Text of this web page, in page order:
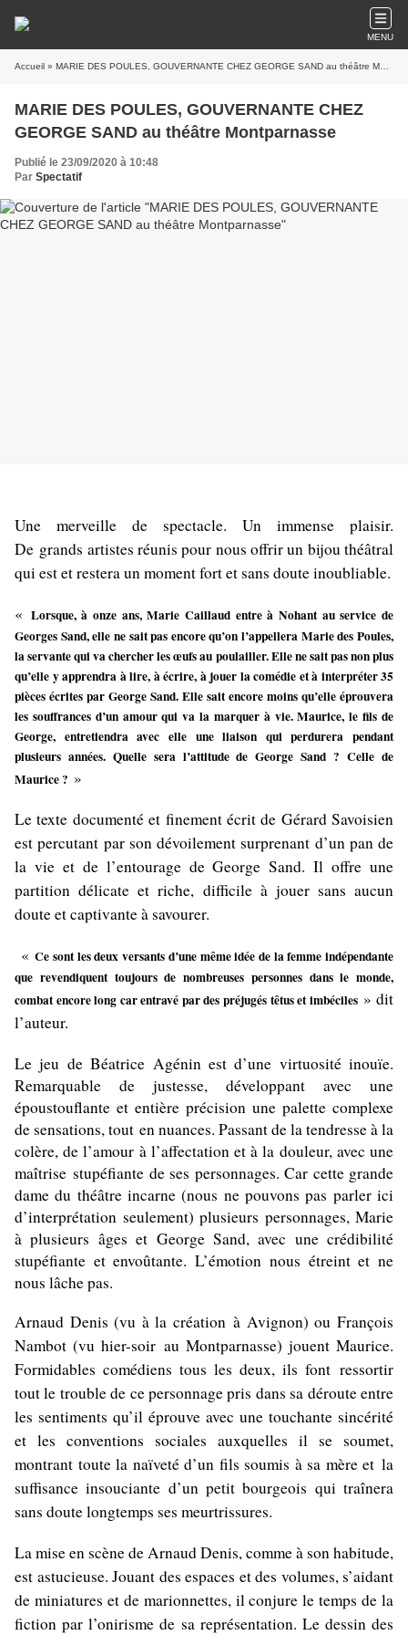
MENU
Accueil » MARIE DES POULES, GOUVERNANTE CHEZ GEORGE SAND au théâtre Montparnasse
MARIE DES POULES, GOUVERNANTE CHEZ
GEORGE SAND au théâtre Montparnasse
Publié le 23/09/2020 à 10:48
Par Spectatif
Une merveille de spectacle. Un immense plaisir.
De grands artistes réunis pour nous offrir un bijou théâtral
qui est et restera un moment fort et sans doute inoubliable.
« Lorsque, à onze ans, Marie Caillaud entre à Nohant au service de
Georges Sand, elle ne sait pas encore qu’on l’appellera Marie des Poules,
la servante qui va chercher les œufs au poulailler. Elle ne sait pas non plus
qu’elle y apprendra à lire, à écrire, à jouer la comédie et à interpréter 35
pièces écrites par George Sand. Elle sait encore moins qu’elle éprouvera
les souffrances d’un amour qui va la marquer à vie. Maurice, le fils de
George, entretiendra avec elle une liaison qui perdurera pendant
plusieurs années. Quelle sera l’attitude de George Sand ? Celle de
Maurice ? »
Le texte documenté et finement écrit de Gérard Savoisien
est percutant par son dévoilement surprenant d’un pan de
la vie et de l’entourage de George Sand. Il offre une
partition délicate et riche, difficile à jouer sans aucun
doute et captivante à savourer.
«Ce sont les deux versants d’une même idée de la femme indépendante
que revendiquent toujours de nombreuses personnes dans le monde,
combat encore long car entravé par des préjugés têtus et imbéciles» dit
l’auteur.
Le jeu de Béatrice Agénin est d’une virtuosité inouïe.
Remarquable de justesse, développant avec une
époustouflante et entière précision une palette complexe
de sensations, tout en nuances. Passant de la tendresse à la
colère, de l’amour à l’affectation et à la douleur, avec une
maîtrise stupéfiante de ses personnages. Car cette grande
dame du théâtre incarne (nous ne pouvons pas parler ici
d’interprétation seulement) plusieurs personnages, Marie
à plusieurs âges et George Sand, avec une crédibilité
stupéfiante etenvoûtante. L’émotion nous étreint et ne
nous lâche pas.
Arnaud Denis (vu à la création à Avignon) ou François
Nambot (vu hier-soir au Montparnasse) jouent Maurice.
Formidables comédiens tous les deux, ils font ressortir
tout le trouble de ce personnage pris dans sa déroute entre
les sentiments qu’il éprouve avec une touchante sincérité
et les conventions sociales auxquelles il se soumet,
montrant toute la naïveté d’un fils soumis à sa mère et la
suffisance insouciante d’un petit bourgeois qui traînera
sans doute longtemps ses meurtrissures.
La mise en scène de Arnaud Denis, comme à son habitude,
est astucieuse. Jouant des espaces et des volumes, s’aidant
de miniatures et de marionnettes, il conjure le temps de la
fiction par l’onirisme de sa représentation. Le dessin des